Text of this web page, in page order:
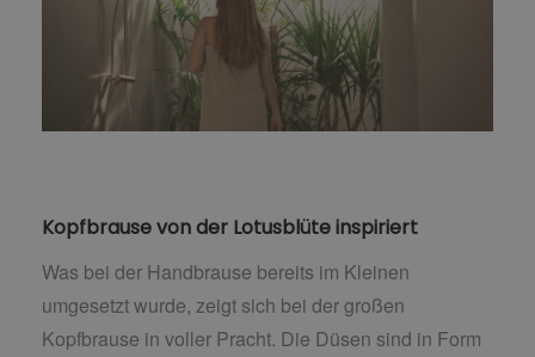
Kopfbrause von der Lotusblüte inspiriert
Was bei der Handbrause bereits im Kleinen
umgesetzt wurde, zeigt sich bei der großen
Kopfbrause in voller Pracht. Die Düsen sind in Form